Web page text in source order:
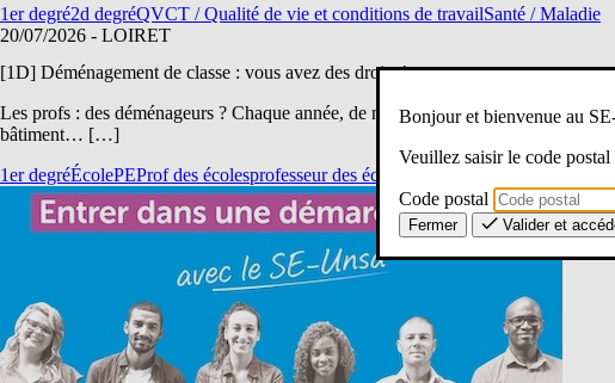
1er degré2d degréQVCT / Qualité de vie et conditions de travailSanté / Maladie
20/07/2026 - LOIRET
[1D] Déménagement de classe : vous avez des droits !
Les profs : des déménageurs ? Chaque année, de nombreux collègues
bâtiment… […]
1er degréÉcolePEProf des écolesprofesseur des écoles
Bonjour et bienvenue au
Veuillez saisir le code
Code postal
Fermer Valider et